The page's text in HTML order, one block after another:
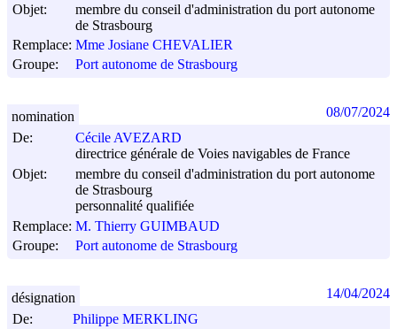
Objet:
membre du conseil d'administration du port autonome
de Strasbourg
Remplace: Mme Josiane CHEVALIER
Groupe:
Port autonome de Strasbourg
De:
Cécile AVEZARD
directrice générale de Voies navigables de France
Objet:
membre du conseil d'administration du port autonome
de Strasbourg
personnalité qualifiée
Remplace: M. Thierry GUIMBAUD
Groupe:
Port autonome de Strasbourg
nomination 08/07/2024
De:
Philippe MERKLING
désignation 14/04/2024